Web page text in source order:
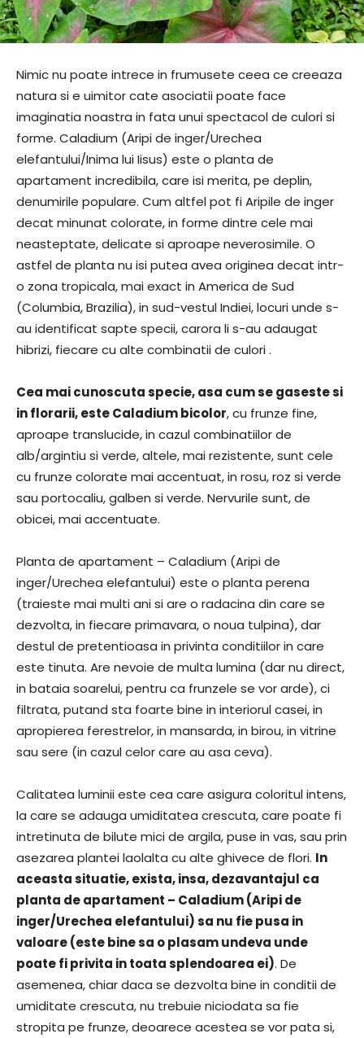
Nimic nu poate intrece in frumusete ceea ce creeaza
natura si e uimitor cate asociatii poate face
imaginatia noastra in fata unui spectacol de culori si
forme. Caladium (Aripi de inger/Urechea
elefantului/Inima lui Iisus) este o planta de
apartament incredibila, care isi merita, pe deplin,
denumirile populare. Cum altfel pot fi Aripile de inger
decat minunat colorate, in forme dintre cele mai
neasteptate, delicate si aproape neverosimile. O
astfel de planta nu isi putea avea originea decat intr-
o zona tropicala, mai exact in America de Sud
(Columbia, Brazilia), in sud-vestul Indiei, locuri unde s-
au identificat sapte specii, carora li s-au adaugat
hibrizi, fiecare cu alte combinatii de culori .
Cea mai cunoscuta specie, asa cum se gaseste si
in florarii, este Caladium bicolor, cu frunze fine,
aproape translucide, in cazul combinatiilor de
alb/argintiu si verde, altele, mai rezistente, sunt cele
cu frunze colorate mai accentuat, in rosu, roz si verde
sau portocaliu, galben si verde. Nervurile sunt, de
obicei, mai accentuate.
Planta de apartament – Caladium (Aripi de
inger/Urechea elefantului) este o planta perena
(traieste mai multi ani si are o radacina din care se
dezvolta, in fiecare primavara, o noua tulpina), dar
destul de pretentioasa in privinta conditiilor in care
este tinuta. Are nevoie de multa lumina (dar nu direct,
in bataia soarelui, pentru ca frunzele se vor arde), ci
filtrata, putand sta foarte bine in interiorul casei, in
apropierea ferestrelor, in mansarda, in birou, in vitrine
sau sere (in cazul celor care au asa ceva).
Calitatea luminii este cea care asigura coloritul intens,
la care se adauga umiditatea crescuta, care poate fi
intretinuta de bilute mici de argila, puse in vas, sau prin
asezarea plantei laolalta cu alte ghivece de flori. In
aceasta situatie, exista, insa, dezavantajul ca
planta de apartament – Caladium (Aripi de
inger/Urechea elefantului) sa nu fie pusa in
valoare (este bine sa o plasam undeva unde
poate fi privita in toata splendoarea ei). De
asemenea, chiar daca se dezvolta bine in conditii de
umiditate crescuta, nu trebuie niciodata sa fie
stropita pe frunze, deoarece acestea se vor pata si,